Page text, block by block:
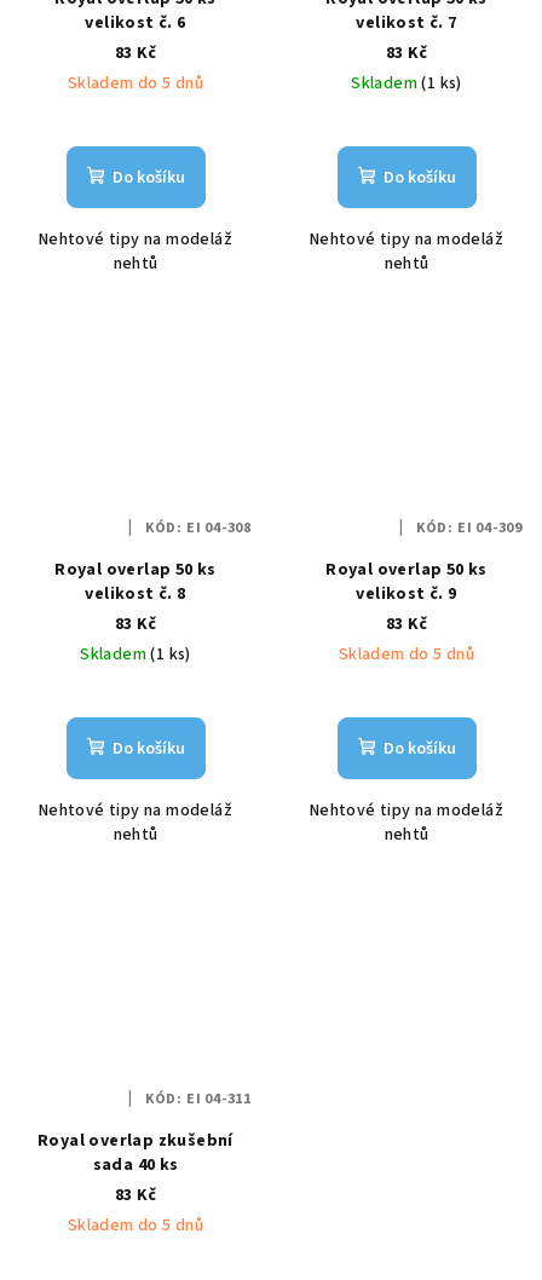
velikost č. 6
83 Kč
Skladem do 5 dnů
Do košíku
Nehtové tipy na modeláž
nehtů
velikost č. 7
83 Kč
Skladem(1 ks)
Do košíku
Nehtové tipy na modeláž
nehtů
Royal overlap 50 ks
velikost č. 8
83 Kč
Skladem(1 ks)
Do košíku
Nehtové tipy na modeláž
nehtů
KÓD: EI 04-308
Royal overlap 50 ks
velikost č. 9
83 Kč
Skladem do 5 dnů
Do košíku
Nehtové tipy na modeláž
nehtů
KÓD: EI 04-309
Royal overlap zkušební
sada 40 ks
83 Kč
Skladem do 5 dnů
KÓD: EI 04-311